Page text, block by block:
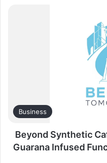
Business
Beyond Synthetic
Guarana Infused